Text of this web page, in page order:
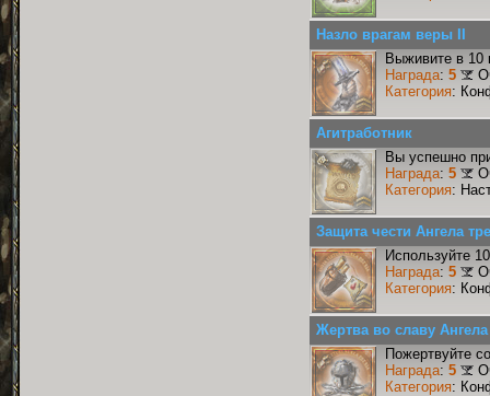
Назло врагам веры II
Выживите в 10
Награда: 5
Категория:
Агитработник
Вы успешно
Награда: 5
Категория:
Защита чести Ангела
Используйте
Награда: 5
Категория:
Жертва во славу
Пожертвуйте
Награда: 5
Категория: